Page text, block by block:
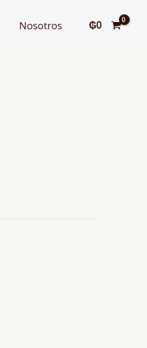
Nosotros ₲0